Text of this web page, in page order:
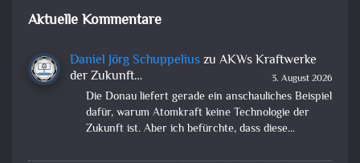
Aktuelle Kommentare
Daniel Jörg Schuppeliuszu AKWs Kraftwerke
der Zukunft…
3. August 2026
Die Donau liefert gerade ein anschauliches Beispiel
dafür, warum Atomkraft keine Technologie der
Zukunft ist. Aber ich befürchte, dass diese…